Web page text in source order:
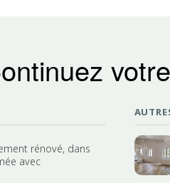
rénové, dans
avec